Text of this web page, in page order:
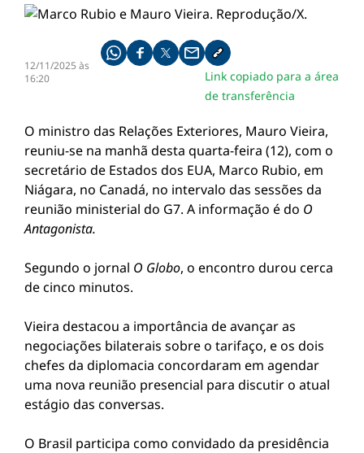
12/11/2025 às
16:20
Compartilhe pelo whatsapp
Compartilhar no facebook
Compartilhar no twitter
Compartilhe pelo email
Copiar link da notícia
Link copiado para a área
de transferência
O ministro das Relações Exteriores, Mauro Vieira,
reuniu-se na manhã desta quarta-feira (12), com o
secretário de Estados dos EUA, Marco Rubio, em
Niágara, no Canadá, no intervalo das sessões da
reunião ministerial do G7. A informação é do O
Antagonista.
Segundo o jornal O Globo, o encontro durou cerca
de cinco minutos.
Vieira destacou a importância de avançar as
negociações bilaterais sobre o tarifaço, e os dois
chefes da diplomacia concordaram em agendar
uma nova reunião presencial para discutir o atual
estágio das conversas.
O Brasil participa como convidado da presidência